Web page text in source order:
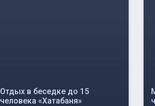
Отдых в беседке до 15
человека «Хатабаня»